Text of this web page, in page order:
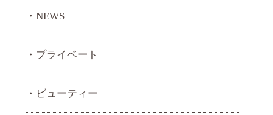
NEWS
プライベート
ビューティー